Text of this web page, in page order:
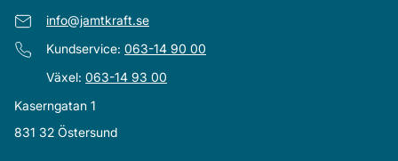
E-post:
info@jamtkraft.se
Kundservice: 063-14 90 00
Växel: 063-14 93 00
Kaserngatan 1
831 32 Östersund